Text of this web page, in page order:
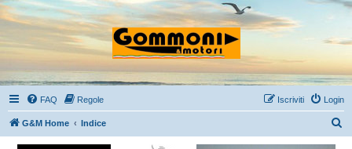
FAQ Regole Login
Iscriviti
G&M Home Indice